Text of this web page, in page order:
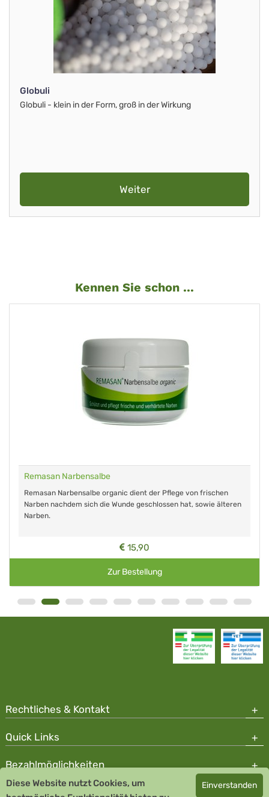
Globuli
Globuli - klein in der Form, groß in der Wirkung
Weiter
Kennen Sie schon ...
Remasan Narbensalbe
Remasan Narbensalbe organic dient der Pflege von frischen
Narben nachdem sich die Wunde geschlossen hat, sowie älteren
Narben.
15,90
Zur Bestellung
Rechtliches & Kontakt
Quick Links
Bezahlmöglichkeiten
Diese Website nutzt Cookies, um
Einverstanden